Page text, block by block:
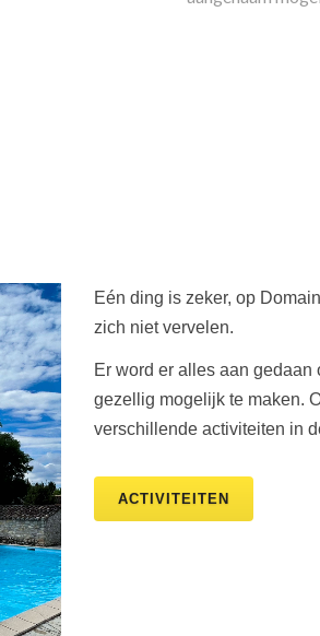
Eén ding is zeker, op
zich niet vervelen.
Er word er alles aan gedaan
gezellig mogelijk te maken.
verschillende activiteiten in
ACTIVITEITEN